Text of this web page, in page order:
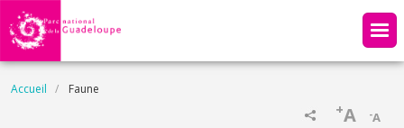
Aller au contenu principal
Fil d'Ariane
Accueil Faune
-A
+A